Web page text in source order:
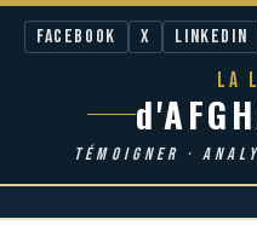
Facebook X LinkedIn
LA
TÉMOIGNER ·